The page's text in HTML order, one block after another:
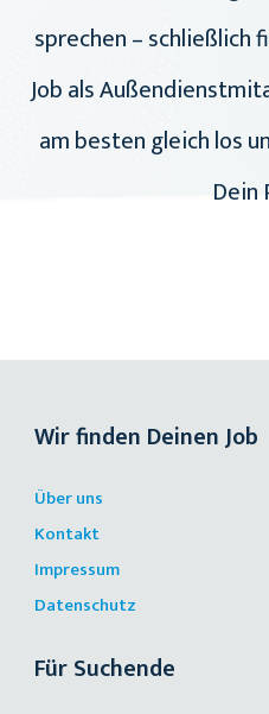
sprechen – schließlich
Job als
am besten gleich los
Dein
Wir finden Deinen Job
Über uns
Kontakt
Impressum
Datenschutz
Für Suchende